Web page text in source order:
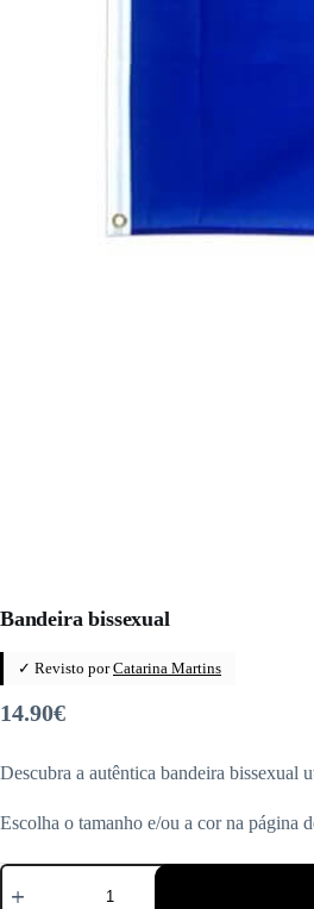
Bandeira bissexual
✓ Revisto porCatarina Martins
14.90€
Descubra a autêntica bandeira
Escolha o tamanho e/ou a cor na página
Quantidade
de